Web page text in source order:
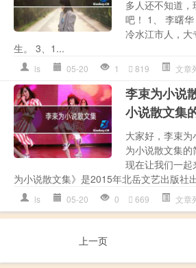
多人还不知道
吧！ 1、 李曙
冷水江市人，
生。 3、1...
ls 05-20 1 819 文章
李束为小说
小说散文集
大家好，李束
为小说散文集的
现在让我们一
为小说散文集》是2015年北岳文艺出版社
ls 05-20 0 669 文章
上一页